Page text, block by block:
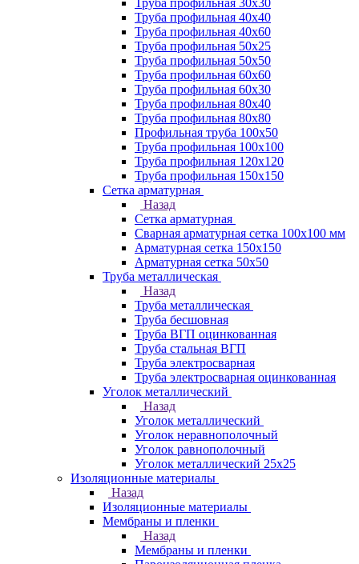
Труба профильная 30x30
Труба профильная 40х40
Труба профильная 40х60
Труба профильная 50х25
Труба профильная 50х50
Труба профильная 60x60
Труба профильная 60х30
Труба профильная 80х40
Труба профильная 80х80
Профильная труба 100х50
Труба профильная 100х100
Труба профильная 120х120
Труба профильная 150х150
Сетка арматурная
Назад
Сетка арматурная
Сварная арматурная сетка 100х100 мм
Арматурная сетка 150х150
Арматурная сетка 50х50
Труба металлическая
Назад
Труба металлическая
Труба бесшовная
Труба ВГП оцинкованная
Труба стальная ВГП
Труба электросварная
Труба электросварная оцинкованная
Уголок металлический
Назад
Уголок металлический
Уголок неравнополочный
Уголок равнополочный
Уголок металлический 25х25
Изоляционные материалы
Назад
Изоляционные материалы
Мембраны и пленки
Назад
Мембраны и пленки